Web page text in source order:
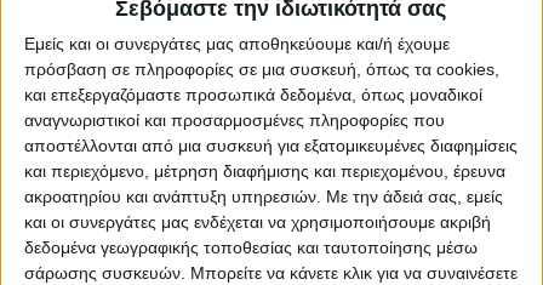
Σεβόμαστε την ιδιωτικότητά σας
Εμείς και οι συνεργάτες μας αποθηκεύουμε και/ή έχουμε
πρόσβαση σε πληροφορίες σε μια συσκευή, όπως τα cookies,
και επεξεργαζόμαστε προσωπικά δεδομένα, όπως μοναδικοί
αναγνωριστικοί και προσαρμοσμένες πληροφορίες που
αποστέλλονται από μια συσκευή για εξατομικευμένες διαφημίσεις
και περιεχόμενο, μέτρηση διαφήμισης και περιεχομένου, έρευνα
ακροατηρίου και ανάπτυξη υπηρεσιών. Με την άδειά σας, εμείς
και οι συνεργάτες μας ενδέχεται να χρησιμοποιήσουμε ακριβή
δεδομένα γεωγραφικής τοποθεσίας και ταυτοποίησης μέσω
σάρωσης συσκευών. Μπορείτε να κάνετε κλικ για να συναινέσετε
Post Email Print